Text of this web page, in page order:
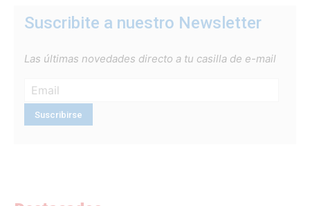
Suscribite a nuestro Newsletter
Las últimas novedades directo a tu casilla de e-mail